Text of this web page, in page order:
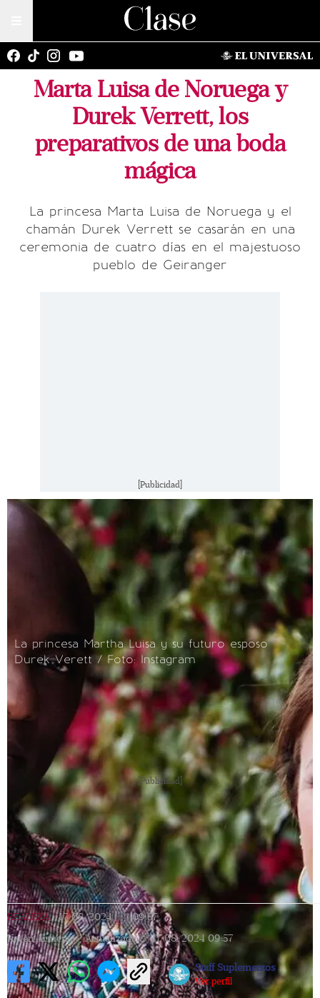
Marta Luisa de Noruega y
Durek Verrett, los
preparativos de una boda
mágica
La princesa Marta Luisa de Noruega y el
chamán Durek Verrett se casarán en una
ceremonia de cuatro días en el majestuoso
pueblo de Geiranger
[Publicidad]
La princesa Martha Luisa y su futuro esposo
Durek Verett / Foto: Instagram
[Publicidad]
REALEZA | 17/08/2024 | 09:57 |
Karen Armenta | Actualizada 17/08/2024 09:57
Staff Suplementos
Ver perfil